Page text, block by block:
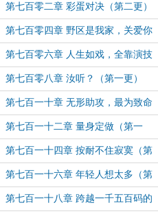
第七百零二章 彩蛋对决（第二更）
第七百零四章 野区是我家，关爱你
我他（第四更！）
第七百零六章 人生如戏，全靠演技
（第一更）
第七百零八章 汝听？（第一更）
第七百一十章 无形助攻，最为致命
（第一更）
第七百一十二章 量身定做（第一
更）
第七百一十四章 按耐不住寂寞（第
三更！）
第七百一十六章 年轻人想太多（第
二更）
第七百一十八章 跨越一千五百码的